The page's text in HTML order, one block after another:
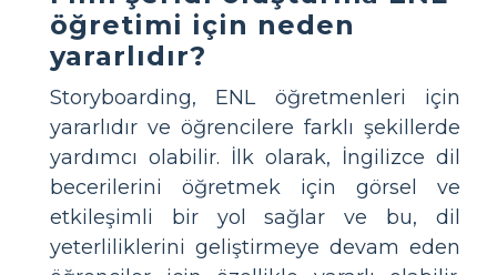
öğretimi için neden
yararlıdır?
Storyboarding, ENL öğretmenleri için
yararlıdır ve öğrencilere farklı şekillerde
yardımcı olabilir. İlk olarak, İngilizce dil
becerilerini öğretmek için görsel ve
etkileşimli bir yol sağlar ve bu, dil
yeterliliklerini geliştirmeye devam eden